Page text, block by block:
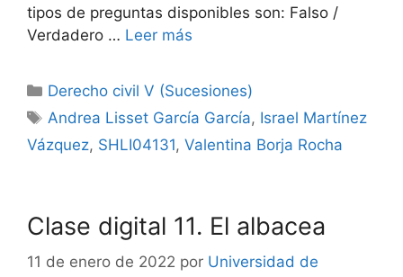
tipos de preguntas disponibles son: Falso /
Verdadero … Leer más
Categorías
Derecho civil V (Sucesiones)
Etiquetas
Andrea Lisset García García, Israel Martínez
Vázquez, SHLI04131, Valentina Borja Rocha
Clase digital 11. El albacea
11 de enero de 2022 por Universidad de